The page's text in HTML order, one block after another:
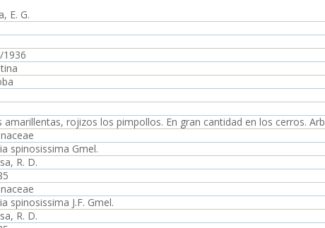
E. G.
1936
amarillentas, rojizos los pimpollos. En gran cantidad en los cerros.
spinosissima Gmel.
R. D.
spinosissima J.F. Gmel.
R. D.